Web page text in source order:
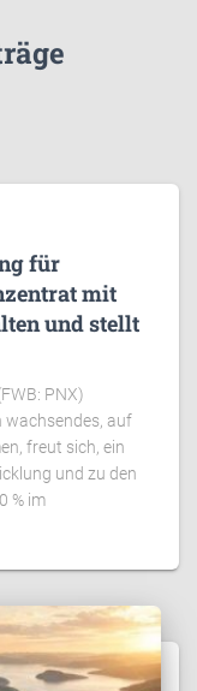
für
mit
und stellt
PNX)
wachsendes, auf
freut sich, ein
und zu den
% im